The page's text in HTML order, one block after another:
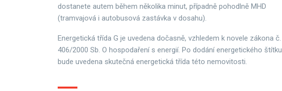
dostanete autem během několika minut, případně pohodlně MHD
(tramvajová i autobusová zastávka v dosahu).
Energetická třída G je uvedena dočasně, vzhledem k novele zákona č.
406/2000 Sb. O hospodaření s energií. Po dodání energetického štítku
bude uvedena skutečná energetická třída této nemovitosti.